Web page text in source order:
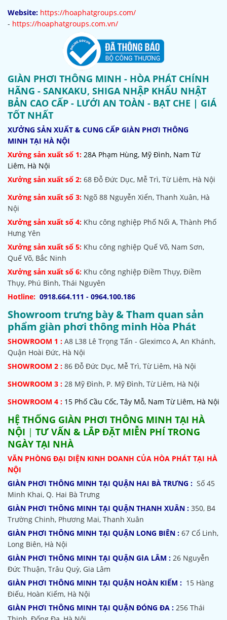
Website: https://hoaphatgroups.com/
- https://hoaphatgroups.com.vn/
GIÀN PHƠI THÔNG MINH - HÒA PHÁT CHÍNH
HÃNG - SANKAKU, SHIGA NHẬP KHẨU NHẬT
BẢN CAO CẤP - LƯỚI AN TOÀN - BẠT CHE | GIÁ
TỐT NHẤT
XƯỞNG SẢN XUẤT & CUNG CẤP GIÀN PHƠI THÔNG
MINH TẠI HÀ NỘI
Xưởng sản xuất số 1: 28A Phạm Hùng, Mỹ Đình, Nam Từ
Liêm, Hà Nội
Xưởng sản xuất số 2: 68 Đỗ Đức Dục, Mễ Trì, Từ Liêm, Hà Nội
Xưởng sản xuất số 3: Ngõ 88 Nguyễn Xiển, Thanh Xuân, Hà
Nội
Xưởng sản xuất số 4: Khu công nghiệp Phố Nối A, Thành Phố
Hưng Yên
Xưởng sản xuất số 5: Khu công nghiệp Quế Võ, Nam Sơn,
Quế Võ, Bắc Ninh
Xưởng sản xuất số 6: Khu công nghiệp Điềm Thụy, Điềm
Thụy, Phú Bình, Thái Nguyên
Hotline: 0918.664.111 - 0964.100.186
Showroom trưng bày & Tham quan sản
phẩm giàn phơi thông minh Hòa Phát
SHOWROOM 1 : A8 L38 Lê Trọng Tấn - Gleximco A, An Khánh,
Quận Hoài Đức, Hà Nội
SHOWROOM 2 : 86 Đỗ Đức Dục, Mễ Trì, Từ Liêm, Hà Nội
SHOWROOM 3 : 28 Mỹ Đình, P. Mỹ Đình, Từ Liêm, Hà Nội
SHOWROOM 4 : 15 Phố Cầu Cốc, Tây Mỗ, Nam Từ Liêm, Hà Nội
HỆ THỐNG GIÀN PHƠI THÔNG MINH TẠI HÀ
NỘI | TƯ VẤN & LẮP ĐẶT MIỄN PHÍ TRONG
NGÀY TẠI NHÀ
VĂN PHÒNG ĐẠI DIỆN KINH DOANH CỦA HÒA PHÁT TẠI HÀ
NỘI
GIÀN PHƠI THÔNG MINH TẠI QUẬN HAI BÀ TRƯNG : Số 45
Minh Khai, Q. Hai Bà Trưng
GIÀN PHƠI THÔNG MINH TẠI QUẬN THANH XUÂN : 350, B4
Trường Chinh, Phương Mai, Thanh Xuân
GIÀN PHƠI THÔNG MINH TẠI QUẬN LONG BIÊN : 67 Cổ Linh,
Long Biên, Hà Nội
GIÀN PHƠI THÔNG MINH TẠI QUẬN GIA LÂM : 26 Nguyễn
Đức Thuận, Trâu Quỳ, Gia Lâm
GIÀN PHƠI THÔNG MINH TẠI QUẬN HOÀN KIẾM : 15 Hàng
Điếu, Hoàn Kiếm, Hà Nội
GIÀN PHƠI THÔNG MINH TẠI QUẬN ĐÓNG ĐA : 256 Thái